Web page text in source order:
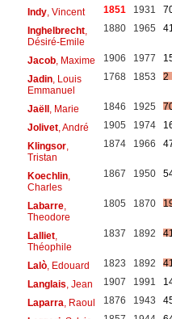
Indy, Vincent 1851 1931
Inghelbrecht,
Désiré-Emile
1880 1965
Jacob, Maxime 1906 1977
Jadin, Louis
Emmanuel
1768 1853 2
Jaëll, Marie 1846 1925
Jolivet, André 1905 1974
Klingsor,
Tristan
1874 1966
Koechlin,
Charles
1867 1950
Labarre,
Theodore
1805 1870
Lalliet,
Théophile
1837 1892
Lalò, Edouard 1823 1892
Langlais , Jean 1907 1991
Laparra , Raoul 1876 1943